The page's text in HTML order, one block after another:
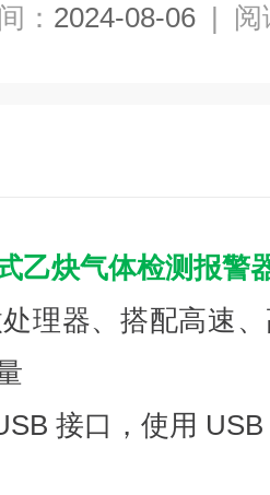
： 2024-08-06 | 阅
乙炔气体检测报警
理器、搭配高速
接口，使用